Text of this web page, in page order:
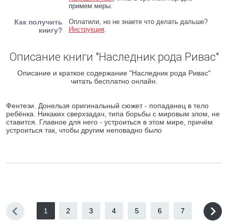
примем меры.
Как получить
книгу?
Оплатили, но не знаете что делать дальше?
Инструкция.
Описание книги "Наследник рода Ривас"
Описание и краткое содержание "Наследник рода Ривас"
читать бесплатно онлайн.
Фентези. Донельзя оригинальный сюжет - попаданец в тело
ребёнка. Никаких сверхзадач, типа борьбы с мировым злом, не
ставится. Главное для него - устроиться в этом мире, причём
устроиться так, чтобы другим неповадно было
1 2 3 4 5 6 7